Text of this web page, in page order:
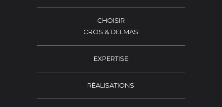
CHOISIR
CROS & DELMAS
EXPERTISE
RÉALISATIONS